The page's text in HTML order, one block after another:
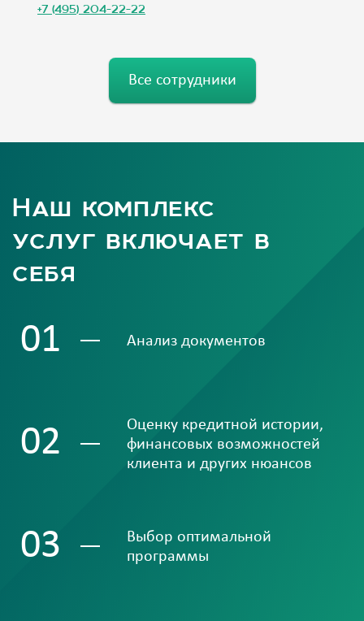
+7 (495) 204-22-22
Все сотрудники
Наш комплекс
услуг включает в
себя
01 Анализ документов
02
Оценку кредитной истории,
финансовых возможностей
клиента и других нюансов
03
Выбор оптимальной
программы